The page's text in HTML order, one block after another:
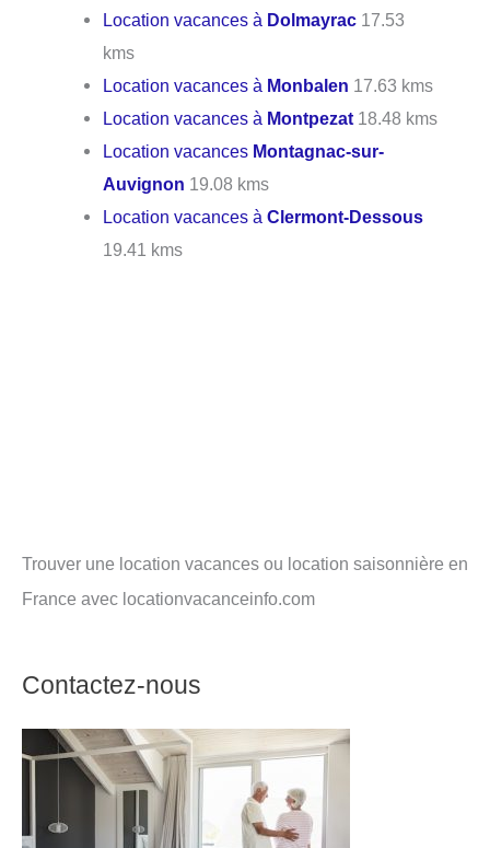
Location vacances à Dolmayrac 17.53
kms
Location vacances à Monbalen 17.63 kms
Location vacances à Montpezat 18.48 kms
Location vacances Montagnac-sur-
Auvignon 19.08 kms
Location vacances àClermont-Dessous
19.41 kms
Trouver une location vacances ou location saisonnière en
France avec locationvacanceinfo.com
Contactez-nous